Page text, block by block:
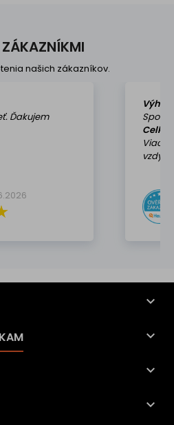
ZÁKAZNÍKMI
našich zákazníkov.
Ďakujem
vzdy k



